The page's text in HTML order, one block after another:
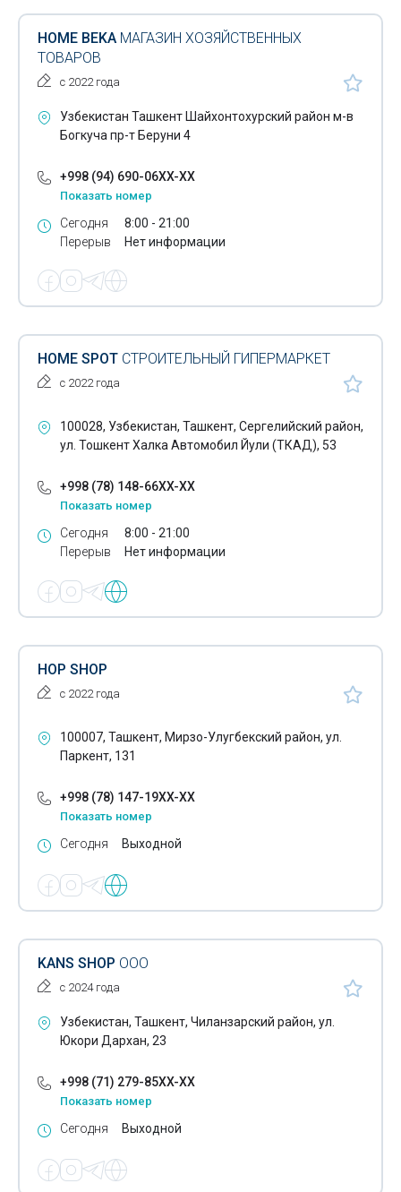
HOME BEKA МАГАЗИН ХОЗЯЙСТВЕННЫХ
ТОВАРОВ
с 2022 года
Узбекистан Ташкент Шайхонтохурский район м-в
Богкуча пр-т Беруни 4
+998 (94) 690-06XX-XX
Показать номер
Сегодня
Перерыв
8:00 - 21:00
Нет информации
HOME SPOT СТРОИТЕЛЬНЫЙ ГИПЕРМАРКЕТ
с 2022 года
100028, Узбекистан, Ташкент, Сергелийский район,
ул. Тошкент Халка Автомобил Йули (ТКАД), 53
+998 (78) 148-66XX-XX
Показать номер
Сегодня
Перерыв
8:00 - 21:00
Нет информации
HOP SHOP
с 2022 года
100007, Ташкент, Мирзо-Улугбекский район, ул.
Паркент, 131
+998 (78) 147-19XX-XX
Показать номер
Сегодня Выходной
KANS SHOP ООО
с 2024 года
Узбекистан, Ташкент, Чиланзарский район, ул.
Юкори Дархан, 23
+998 (71) 279-85XX-XX
Показать номер
Сегодня Выходной